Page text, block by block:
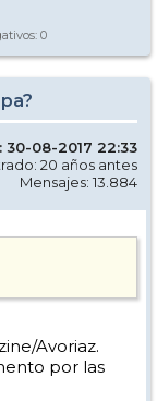
0
30-08-2017 22:33
20 años antes
Mensajes: 13.884
Avoriaz.
por las